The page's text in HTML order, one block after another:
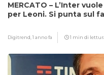
MERCATO – L’Inter
per Leoni. Si punta sul
Digitrend,1 anno fa 1 min di